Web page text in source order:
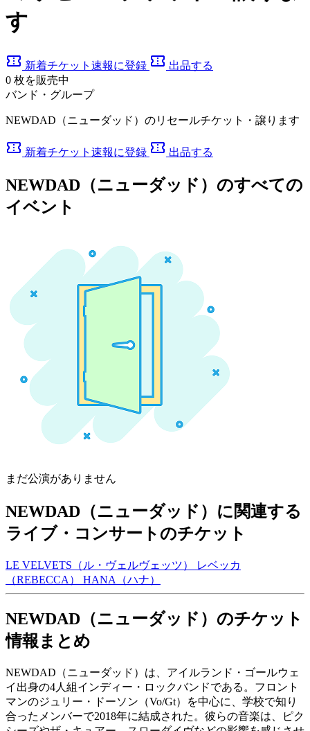
す
confirmation_number 新着チケット速報に登録 confirmation_number 出品する
0 枚を販売中
バンド・グループ
NEWDAD（ニューダッド）のリセールチケット・譲ります
confirmation_number 新着チケット速報に登録 confirmation_number 出品する
NEWDAD（ニューダッド）のすべての
イベント
まだ公演がありません
NEWDAD（ニューダッド）に関連する
ライブ・コンサートのチケット
LE VELVETS（ル・ヴェルヴェッツ）
レベッカ
（REBECCA） HANA（ハナ）
NEWDAD（ニューダッド）のチケット
情報まとめ
NEWDAD（ニューダッド）は、アイルランド・ゴールウェ
イ出身の4人組インディー・ロックバンドである。フロント
マンのジュリー・ドーソン（Vo/Gt）を中心に、学校で知り
合ったメンバーで2018年に結成された。彼らの音楽は、ピク